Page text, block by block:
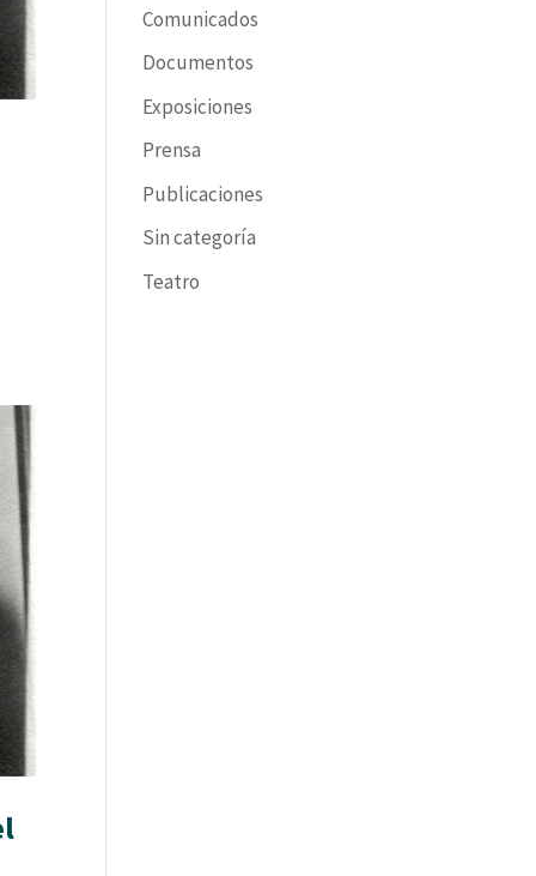
Comunicados
Documentos
Exposiciones
Prensa
Publicaciones
Sin categoría
Teatro